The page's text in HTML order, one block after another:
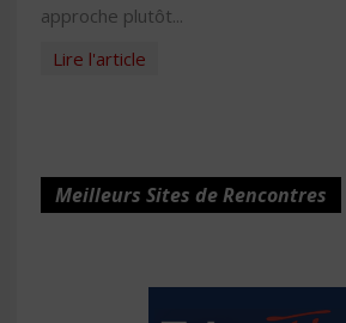
approche plutôt...
Lire l'article
Meilleurs Sites de Rencontres